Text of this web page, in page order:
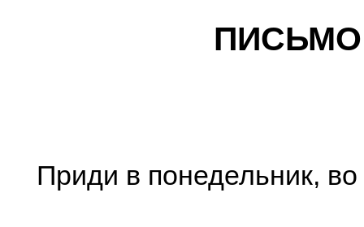
ПИСЬМО
Приди в понедельник,